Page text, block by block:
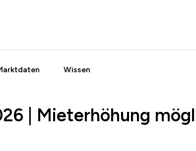
Wissen
| Mieterhöhung